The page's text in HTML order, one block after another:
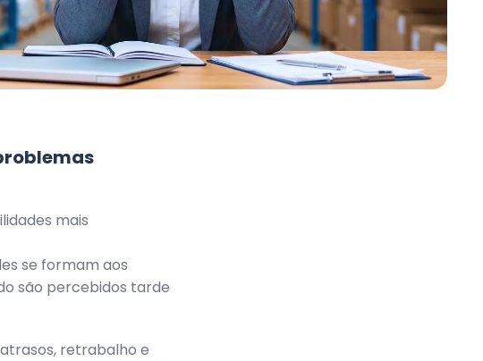
mais
se formam aos
são percebidos tarde
retrabalho e